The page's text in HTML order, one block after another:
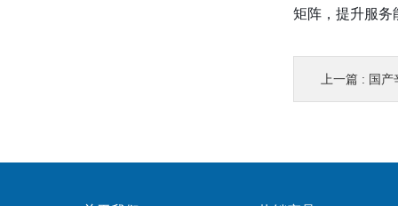
矩阵，提升服务
上一篇 : 国产辛